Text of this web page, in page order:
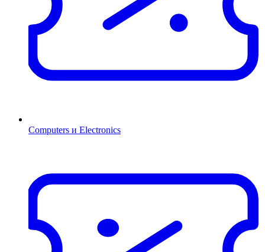
Computers и Electronics